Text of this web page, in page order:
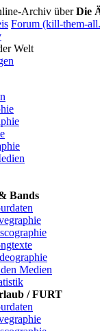
Archiv überDie
Forum (kill-them-
Welt
Bands
Medien
/ FURT